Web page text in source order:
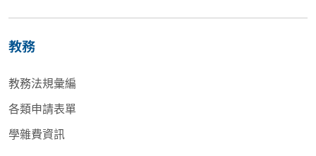
教務
教務法規彙編
各類申請表單
學雜費資訊